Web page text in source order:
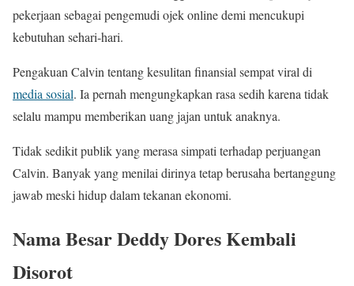
pekerjaan sebagai pengemudi ojek online demi mencukupi
kebutuhan sehari-hari.
Pengakuan Calvin tentang kesulitan finansial sempat viral di
media sosial. Ia pernah mengungkapkan rasa sedih karena tidak
selalu mampu memberikan uang jajan untuk anaknya.
Tidak sedikit publik yang merasa simpati terhadap perjuangan
Calvin. Banyak yang menilai dirinya tetap berusaha bertanggung
jawab meski hidup dalam tekanan ekonomi.
Nama Besar Deddy Dores Kembali
Disorot